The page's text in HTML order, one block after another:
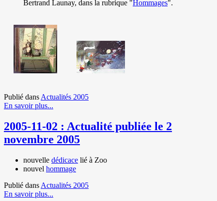
Bertrand Launay, dans la rubrique "Hommages".
Publié dans Actualités 2005
En savoir plus...
2005-11-02 : Actualité publiée le 2
novembre 2005
nouvelle dédicace lié à Zoo
nouvel hommage
Publié dans Actualités 2005
En savoir plus...